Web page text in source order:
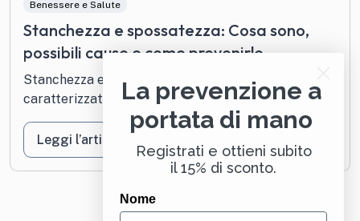
Benessere e Salute
Stanchezza e spossatezza: Cosa sono,
possibili cause e come prevenirle
Stanchezza e spossatezza sono condizioni
caratterizzate da mancanza di energie...
Leggi l’articolo
La prevenzione a
portata di mano
Registrati e ottieni subito
il 15% di sconto.
Nome